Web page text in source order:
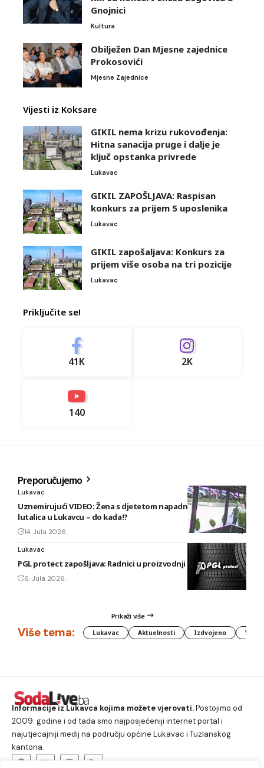
Gnojnici
Kultura
Obilježen Dan Mjesne zajednice
Prokosovići
Mjesne Zajednice
Vijesti iz Koksare
GIKIL nema krizu rukovođenja:
Hitna sanacija pruge i dalje je
ključ opstanka privrede
Lukavac
GIKIL ZAPOŠLJAVA: Raspisan
konkurs za prijem 5 uposlenika
Lukavac
GIKIL zapošaljava: Konkurs za
prijem više osoba na tri pozicije
Lukavac
Priključite se!
41K 2K
140
Preporučujemo
Lukavac
Uznemirujući VIDEO: Žena s djetetom napadnuta od pasa
lutalica u Lukavcu – do kada!?
14. Jula 2026.
Lukavac
PGL protect zapošljava: Radnici u proizvodnji i vulkanizeri
6. Jula 2026.
Prikaži više
Više tema: Lukavac Aktuelnosti Izdvojeno
Informacije iz Lukavca kojima možete vjerovati.Postojimo od
2009. godine i od tada smo najposjećeniji internet portal i
najutjecajniji medij na području općine Lukavac i Tuzlanskog
kantona.